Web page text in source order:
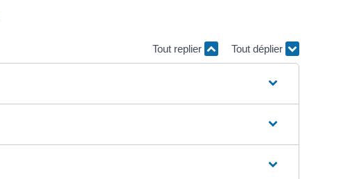
Tout replier Tout déplier